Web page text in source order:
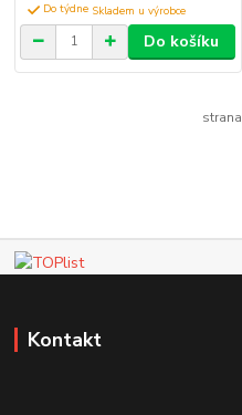
Do týdne
Do košíku
strana
Kontakt